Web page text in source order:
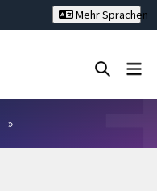
Mehr Sprachen